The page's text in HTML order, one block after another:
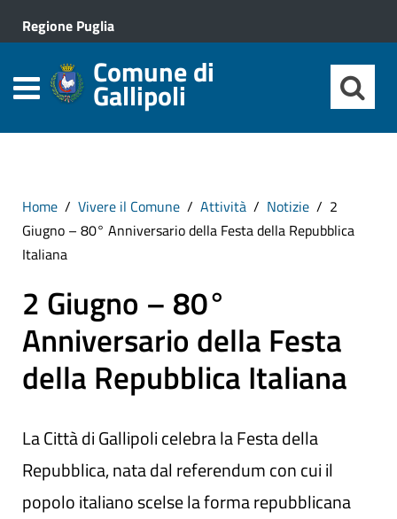
Regione Puglia
Comune di
Gallipoli
Home Vivere il Comune Attività Notizie
2
Giugno – 80° Anniversario della Festa della Repubblica
Italiana
2 Giugno – 80°
Anniversario della Festa
della Repubblica Italiana
La Città di Gallipoli celebra la Festa della
Repubblica, nata dal referendum con cui il
popolo italiano scelse la forma repubblicana